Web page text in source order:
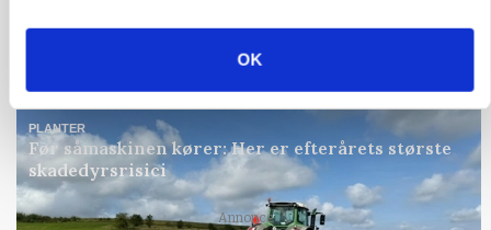
OK
Snart kan man søge tilskud til naturprojekter
PLANTER
Før såmaskinen kører: Her er efterårets største
skadedyrsrisici
Annonce